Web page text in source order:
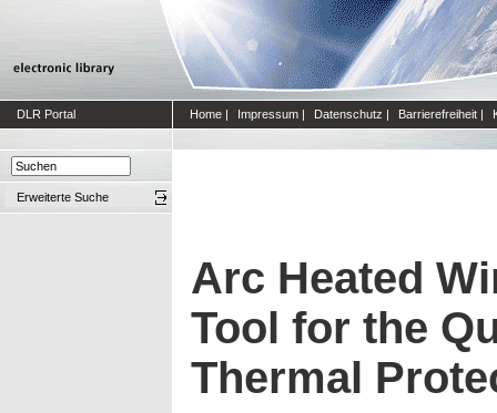
DLR Portal Home | Impressum | Datenschutz | Barrierefreiheit |
Erweiterte Suche
Arc Heated
Tool for the
Thermal